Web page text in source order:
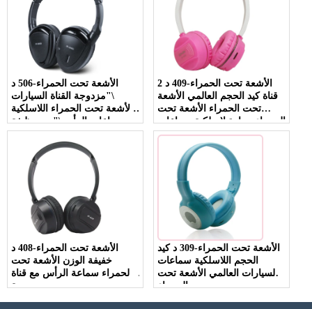
الأشعة تحت الحمراء-506 د
\"مزدوجة القناة السيارات
الأشعة تحت الحمراء اللاسلكية
سماعات الرأس\" مع وظيفة
\"كتم السيارات\"
الأشعة تحت الحمراء-409 د 2
قناة كيد الحجم العالمي الأشعة
تحت الحمراء الأشعة تحت
الحمراء سيارة لاسلكية سماعات
الرأس
الأشعة تحت الحمراء-408 د
خفيفة الوزن الأشعة تحت
الحمراء سماعة الرأس مع قناة
مزدوجة
الأشعة تحت الحمراء-309 د كيد
الحجم اللاسلكية سماعات
السيارات العالمي الأشعة تحت
الحمراء